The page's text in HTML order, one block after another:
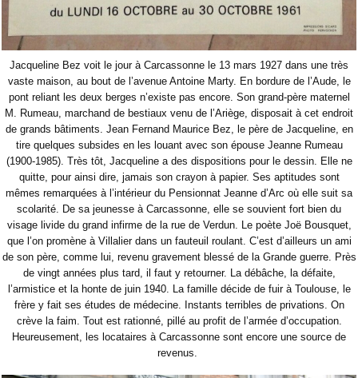
Jacqueline Bez voit le jour à Carcassonne le 13 mars 1927 dans une très
vaste maison, au bout de l’avenue Antoine Marty. En bordure de l’Aude, le
pont reliant les deux berges n’existe pas encore. Son grand-père maternel
M. Rumeau, marchand de bestiaux venu de l’Ariège, disposait à cet endroit
de grands bâtiments. Jean Fernand Maurice Bez, le père de Jacqueline, en
tire quelques subsides en les louant avec son épouse Jeanne Rumeau
(1900-1985). Très tôt, Jacqueline a des dispositions pour le dessin. Elle ne
quitte, pour ainsi dire, jamais son crayon à papier. Ses aptitudes sont
mêmes remarquées à l’intérieur du Pensionnat Jeanne d’Arc où elle suit sa
scolarité. De sa jeunesse à Carcassonne, elle se souvient fort bien du
visage livide du grand infirme de la rue de Verdun. Le poète Joë Bousquet,
que l’on promène à Villalier dans un fauteuil roulant. C’est d’ailleurs un ami
de son père, comme lui, revenu gravement blessé de la Grande guerre. Près
de vingt années plus tard, il faut y retourner. La débâche, la défaite,
l’armistice et la honte de juin 1940. La famille décide de fuir à Toulouse, le
frère y fait ses études de médecine. Instants terribles de privations. On
crève la faim. Tout est rationné, pillé au profit de l’armée d’occupation.
Heureusement, les locataires à Carcassonne sont encore une source de
revenus.